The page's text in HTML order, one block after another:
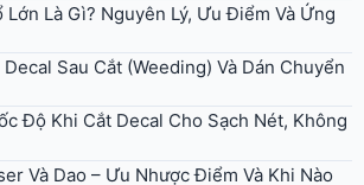
Lớn Là Gì? Nguyên Lý, Ưu Điểm Và Ứng
Sau Cắt (Weeding) Và Dán Chuyển
Độ Khi Cắt Decal Cho Sạch Nét, Không
Và Dao – Ưu Nhược Điểm Và Khi Nào